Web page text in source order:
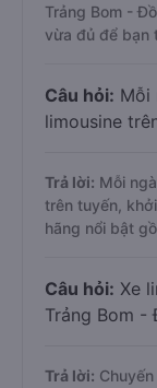
Trảng Bom -
vừa đủ để bạn
Câu hỏi: Mỗi
limousine
Trả lời: Mỗi
trên tuyến,
hãng nổi bật
Câu hỏi: Xe
Trảng Bom -
Trả lời: